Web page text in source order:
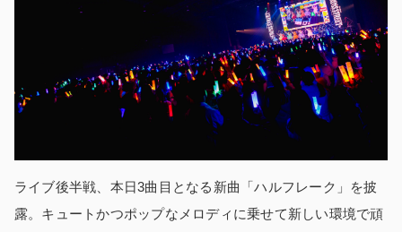
ライブ後半戦、本日3曲目となる新曲「ハルフレーク」を披
露。キュートかつポップなメロディに乗せて新しい環境で頑